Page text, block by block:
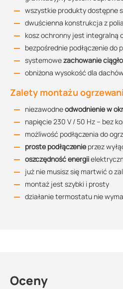
wszystkie produkty dostępne
dwuścienna konstrukcja z
kosz ochronny jest integralną
bezpośrednie podłączenie do
systemowezachowanie
obniżona wysokość dla
Zalety montażu
niezawodneodwodnienie w
napięcie 230 V / 50 Hz – bez
możliwość podłączenia do
proste podłączenie przez
oszczędność energii
już nie musisz się martwić o
montaż jest szybki i prosty
działanie termostatu nie
kupując ten produkt w Suez
technicznego
DN 70
DN 100
Przepustowość
Średnica Rekomendowana
DN 125
9,1 l/s
Opis połączenia
podłączenie wykonuje się do
długość kabla wejściowego
podłączenie przewodów:
napięcie znamionowe: 230 V,
978.59 KB
Rysunek techniczny
83.78 KB
Rysunek techniczny
Rysunek techniczny
86.42 KB
Deklaracja
150.92 KB
Oceny